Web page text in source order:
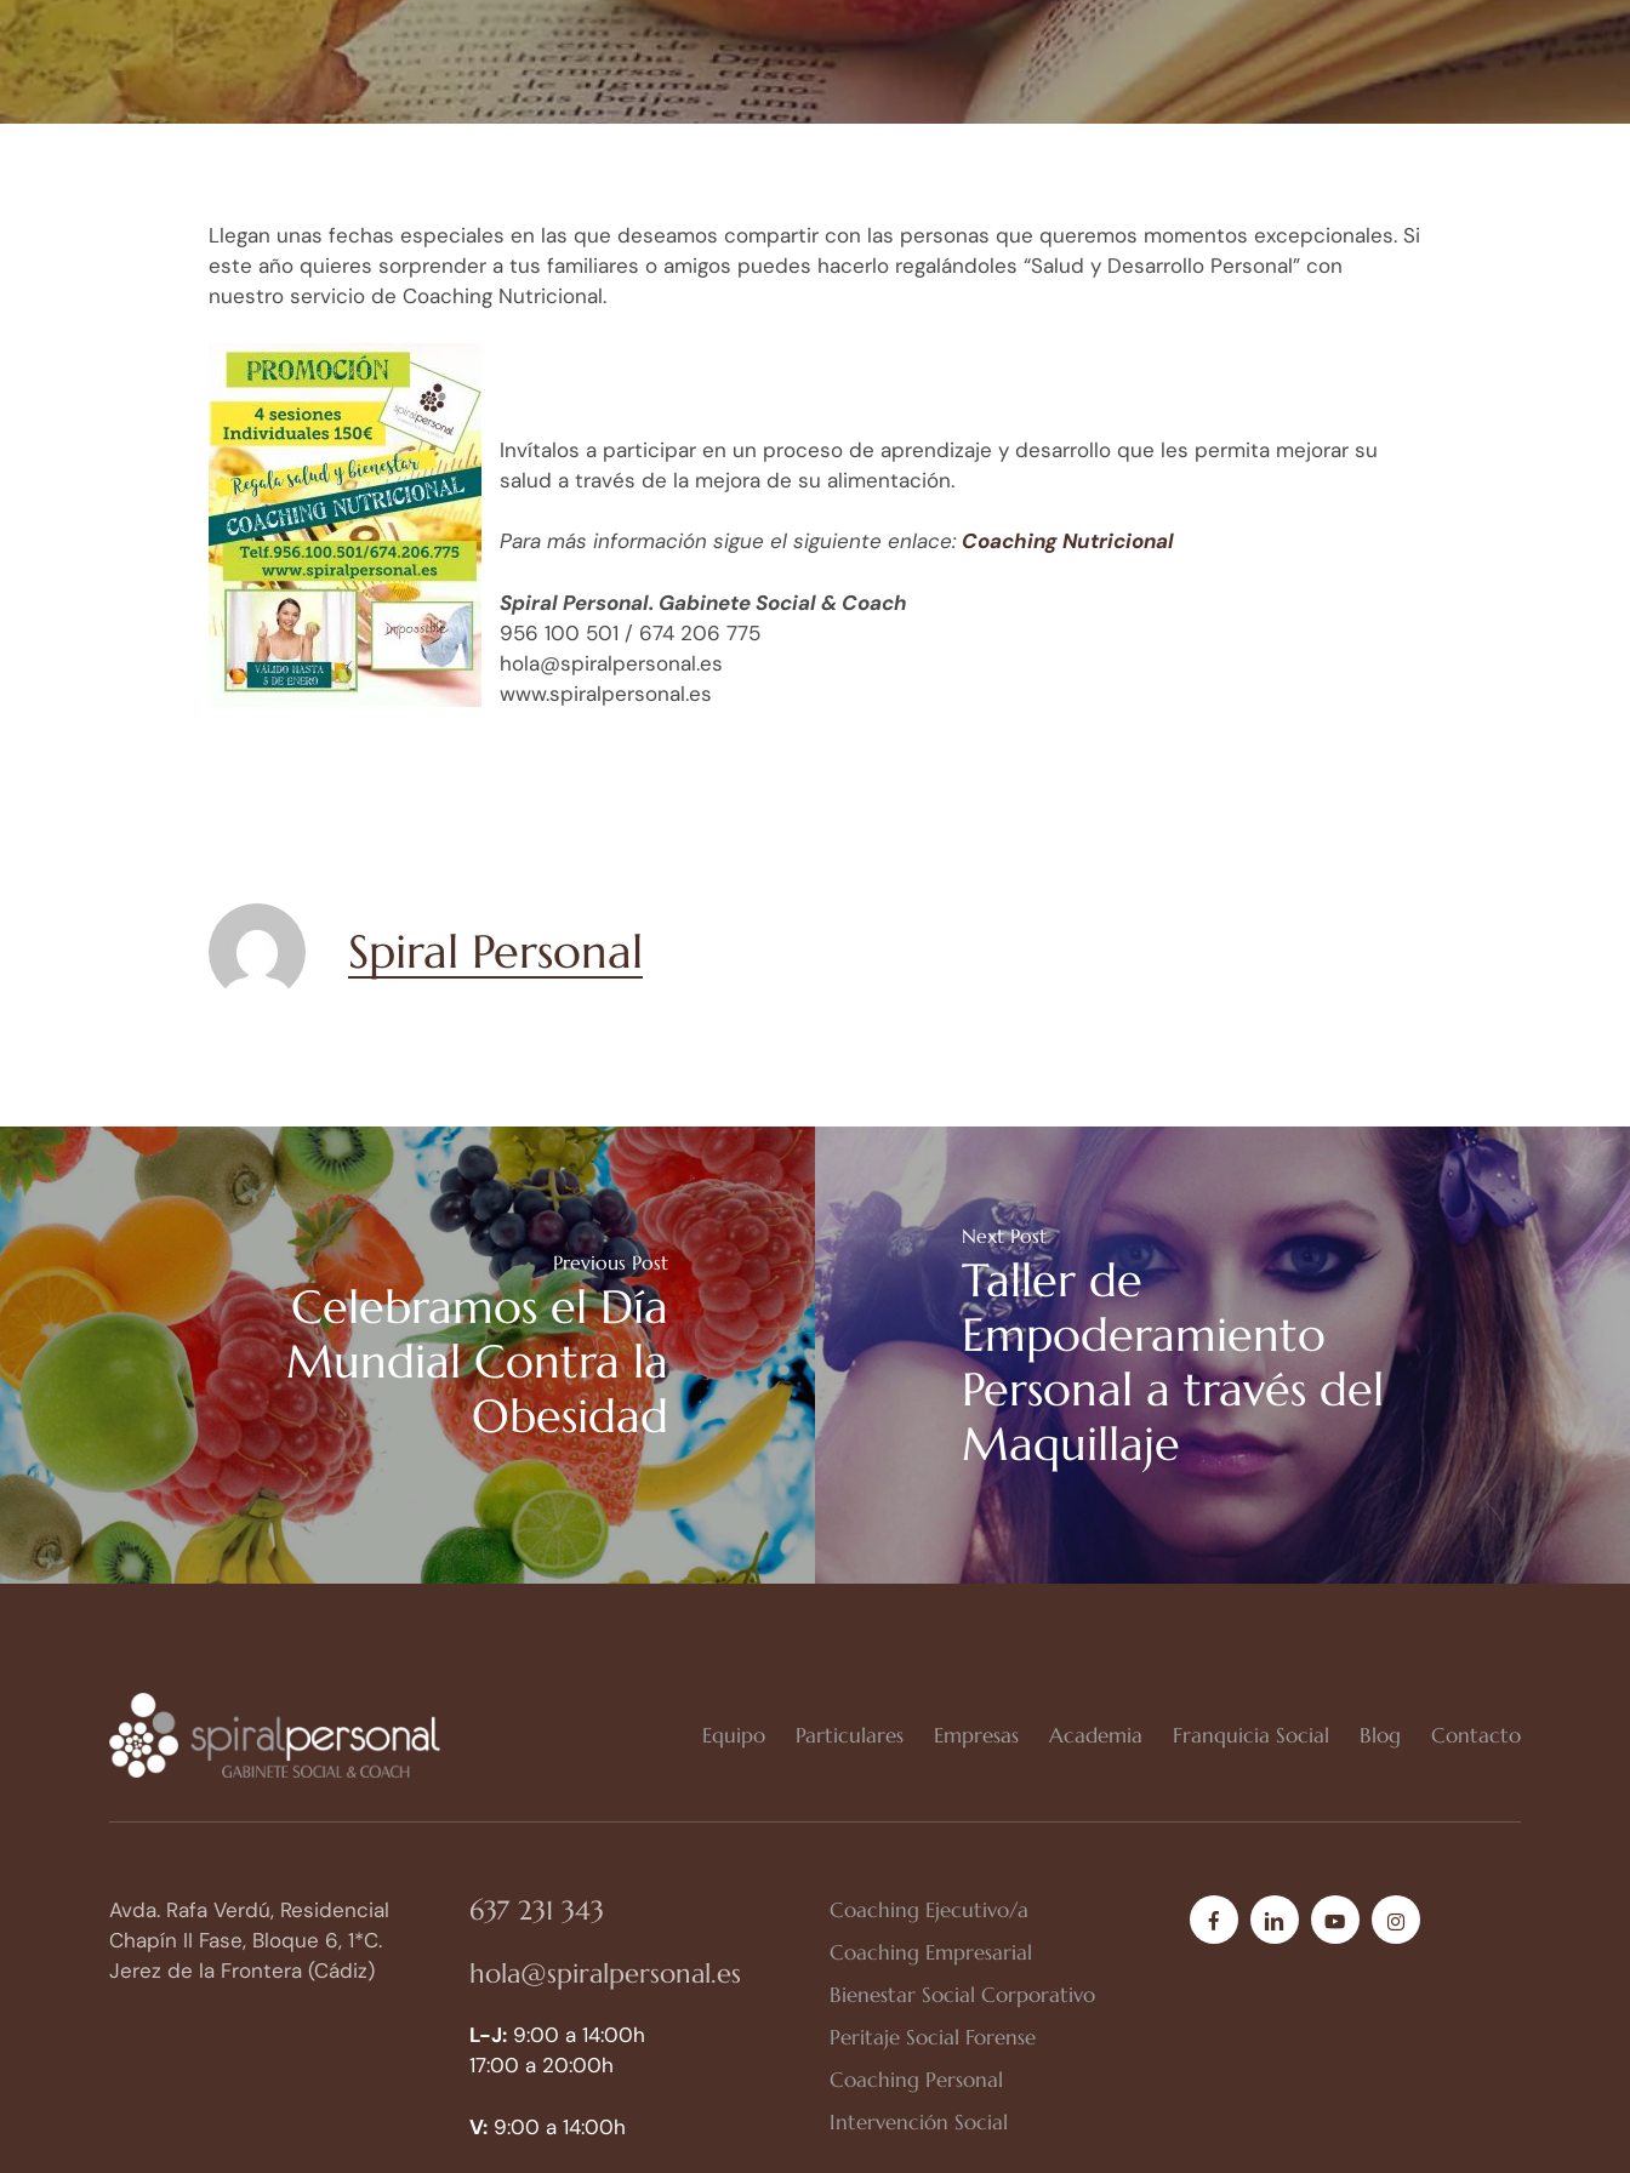
Llegan unas fechas especiales en las que deseamos compartir con las personas que queremos momentos excepcionales. Si
este año quieres sorprender a tus familiares o amigos puedes hacerlo regalándoles “Salud y Desarrollo Personal” con
nuestro servicio de Coaching Nutricional.
Invítalos a participar en un proceso de aprendizaje y desarrollo que les permita mejorar su
salud a través de la mejora de su alimentación.
Para más información sigue el siguiente enlace: Coaching Nutricional
Spiral Personal. Gabinete Social & Coach
956 100 501 / 674 206 775
hola@spiralpersonal.es
www.spiralpersonal.es
Spiral Personal
Previous Post
Celebramos el Día
Mundial Contra la
Obesidad
Next Post
Taller de
Empoderamiento
Personal a través del
Maquillaje
Equipo Particulares Empresas Academia Franquicia Social Blog Contacto
Avda. Rafa Verdú, Residencial
Chapín II Fase, Bloque 6, 1*C.
Jerez de la Frontera (Cádiz)
637 231 343
hola@spiralpersonal.es
L-J: 9:00 a 14:00h
17:00 a 20:00h
V: 9:00 a 14:00h
Coaching Ejecutivo/a
Coaching Empresarial
Bienestar Social Corporativo
Peritaje Social Forense
Coaching Personal
Intervención Social
facebooklinkedinyoutubeinstagram